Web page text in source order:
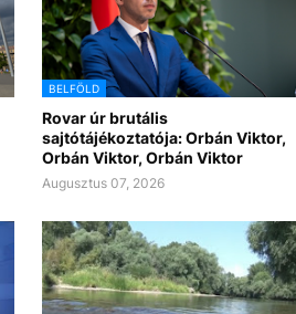
BELFÖLD
Rovar úr brutális
sajtótájékoztatója: Orbán Viktor,
Orbán Viktor, Orbán Viktor
Augusztus 07, 2026